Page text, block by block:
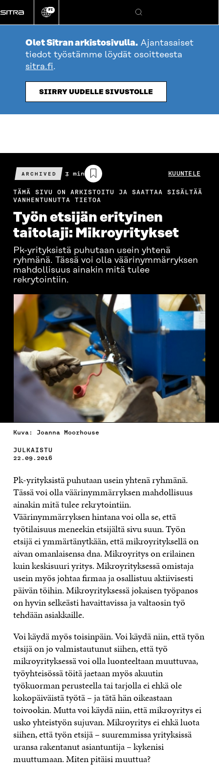
suoraan
sisältöön
Vaihda
kieli
FI
Hae
Olet Sitran arkistosivulla. Ajantasaiset
tiedot työstämme löydät osoitteesta
sitra.fi.
SIIRRY UUDELLE SIVUSTOLLE
ARCHIVED
Arvioitu
lukuaika
3 min KUUNTELE
TÄMÄ SIVU ON ARKISTOITU JA SAATTAA SISÄLTÄÄ
VANHENTUNUTTA TIETOA
Työn etsijän erityinen
taitolaji: Mikroyritykset
Pk-yrityksistä puhutaan usein yhtenä
ryhmänä. Tässä voi olla väärinymmärryksen
mahdollisuus ainakin mitä tulee
rekrytointiin.
Kuva: Joanna Moorhouse
JULKAISTU
22.09.2016
Pk-yrityksistä puhutaan usein yhtenä ryhmänä.
Tässä voi olla väärinymmärryksen mahdollisuus
ainakin mitä tulee rekrytointiin.
Väärinymmärryksen hintana voi olla se, että
työtilaisuus meneekin etsijältä sivu suun. Työn
etsijä ei ymmärtänytkään, että mikroyrityksellä on
aivan omanlaisensa dna. Mikroyritys on erilainen
kuin keskisuuri yritys. Mikroyrityksessä omistaja
usein myös johtaa firmaa ja osallistuu aktiivisesti
päivän töihin. Mikroyrityksessä jokaisen työpanos
on hyvin selkeästi havaittavissa ja valtaosin työ
tehdään asiakkaille.
Voi käydä myös toisinpäin. Voi käydä niin, että työn
etsijä on jo valmistautunut siihen, että työ
mikroyrityksessä voi olla luonteeltaan muuttuvaa,
työyhteisössä töitä jaetaan myös akuutin
työkuorman perusteella tai tarjolla ei ehkä ole
kokopäiväistä työtä – ja tätä hän oikeastaan
toivookin. Mutta voi käydä niin, että mikroyritys ei
usko yhteistyön sujuvan. Mikroyritys ei ehkä luota
siihen, että työn etsijä – suuremmissa yrityksissä
uransa rakentanut asiantuntija – kykenisi
muuttumaan. Miten pitäisi muuttua?